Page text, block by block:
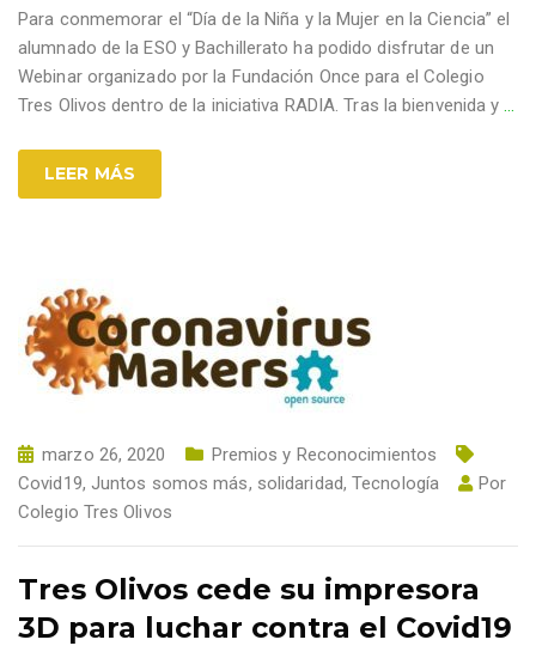
Para conmemorar el “Día de la Niña y la Mujer en la Ciencia” el
alumnado de la ESO y Bachillerato ha podido disfrutar de un
Webinar organizado por la Fundación Once para el Colegio
Tres Olivos dentro de la iniciativa RADIA. Tras la bienvenida y…
LEER MÁS
marzo 26, 2020
Premios y Reconocimientos
Covid19, Juntos somos más, solidaridad,Tecnología
Por
Colegio Tres Olivos
Tres Olivos cede su impresora
3D para luchar contra el Covid19